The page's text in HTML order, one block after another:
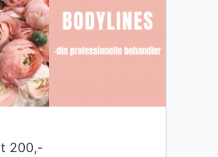
200,-